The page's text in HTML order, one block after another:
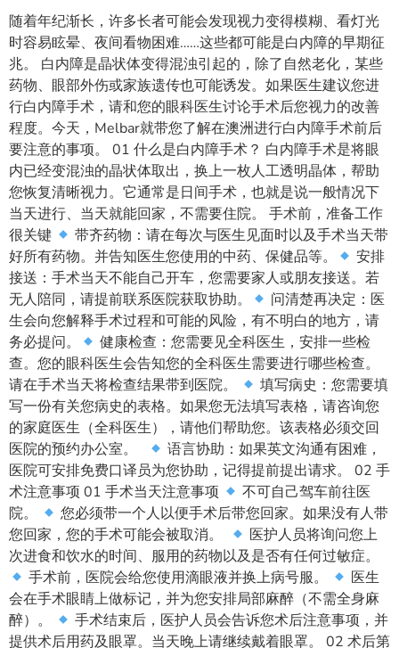
随着年纪渐长，许多长者可能会发现视力变得模糊、看灯光
时容易眩晕、夜间看物困难……这些都可能是白内障的早期征
兆。 白内障是晶状体变得混浊引起的，除了自然老化，某些
药物、眼部外伤或家族遗传也可能诱发。如果医生建议您进
行白内障手术，请和您的眼科医生讨论手术后您视力的改善
程度。今天，Melbar就带您了解在澳洲进行白内障手术前后
要注意的事项。 01 什么是白内障手术？ 白内障手术是将眼
内已经变混浊的晶状体取出，换上一枚人工透明晶体，帮助
您恢复清晰视力。它通常是日间手术，也就是说一般情况下
当天进行、当天就能回家，不需要住院。 手术前，准备工作
很关键
带齐药物：请在每次与医生见面时以及手术当天带
好所有药物。并告知医生您使用的中药、保健品等。
安排
接送：手术当天不能自己开车，您需要家人或朋友接送。若
无人陪同，请提前联系医院获取协助。
问清楚再决定：医
生会向您解释手术过程和可能的风险，有不明白的地方，请
务必提问。
健康检查：您需要见全科医生，安排一些检
查。您的眼科医生会告知您的全科医生需要进行哪些检查。
请在手术当天将检查结果带到医院。
填写病史：您需要填
写一份有关您病史的表格。如果您无法填写表格，请咨询您
的家庭医生（全科医生），请他们帮助您。该表格必须交回
医院的预约办公室。
语言协助：如果英文沟通有困难，
医院可安排免费口译员为您协助，记得提前提出请求。 02 手
术注意事项 01 手术当天注意事项
不可自己驾车前往医
院。
您必须带一个人以便手术后带您回家。如果没有人带
您回家，您的手术可能会被取消。
医护人员将询问您上
次进食和饮水的时间、服用的药物以及是否有任何过敏症。
手术前，医院会给您使用滴眼液并换上病号服。
医生
会在手术眼睛上做标记，并为您安排局部麻醉（不需全身麻
醉）。
手术结束后，医护人员会告诉您术后注意事项，并
提供术后用药及眼罩。当天晚上请继续戴着眼罩。 02 术后第